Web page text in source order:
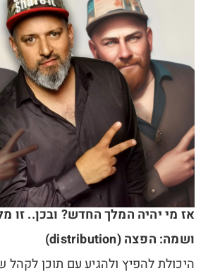
אז מי יהיה המלך החדש? ובכן.. זו
ושמה: הפצה (distribution)
היכולת להפיץ ולהגיע עם תוכן לקהל